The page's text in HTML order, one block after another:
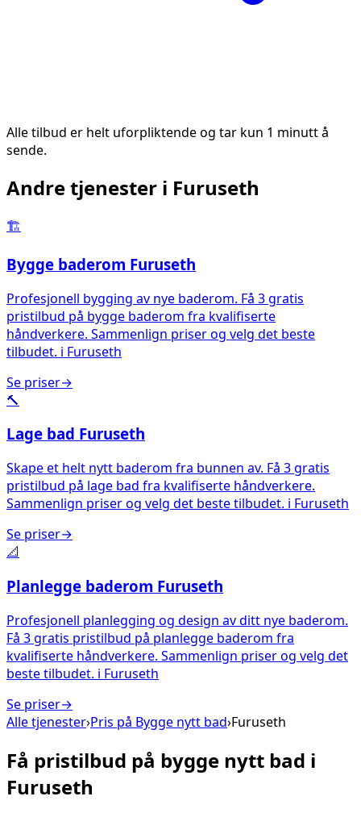
Alle tilbud er helt uforpliktende og tar kun 1 minutt å
sende.
Andre tjenester i Furuseth
🏗️
Bygge baderom Furuseth
Profesjonell bygging av nye baderom. Få 3 gratis
pristilbud på bygge baderom fra kvalifiserte
håndverkere. Sammenlign priser og velg det beste
tilbudet. i Furuseth
Se priser→
🔨
Lage bad Furuseth
Skape et helt nytt baderom fra bunnen av. Få 3 gratis
pristilbud på lage bad fra kvalifiserte håndverkere.
Sammenlign priser og velg det beste tilbudet. i Furuseth
Se priser→
📐
Planlegge baderom Furuseth
Profesjonell planlegging og design av ditt nye baderom.
Få 3 gratis pristilbud på planlegge baderom fra
kvalifiserte håndverkere. Sammenlign priser og velg det
beste tilbudet. i Furuseth
Se priser→
Alle tjenester›Pris på Bygge nytt bad›Furuseth
Få pristilbud på bygge nytt bad i
Furuseth